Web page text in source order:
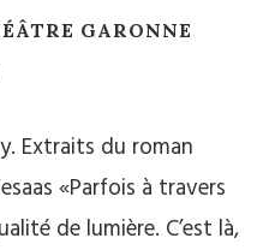
GARONNE
Extraits du roman
«Parfois à travers
de lumière. C’est là,